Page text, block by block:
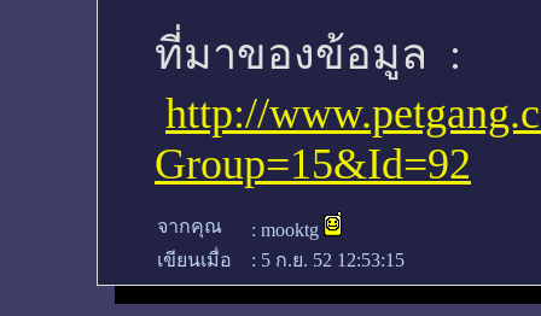
ที่มาของข้อมูล :
http://
Group=15&Id=92
จากคุณ : mooktg
เขียนเมื่อ
: 5 ก.ย. 52 12:53:15